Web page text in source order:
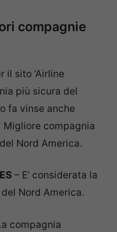
compagnie
il sito ‘Airline
più sicura del
fa vinse anche
compagnia
Nord America.
– E’ considerata la
Nord America.
compagnia